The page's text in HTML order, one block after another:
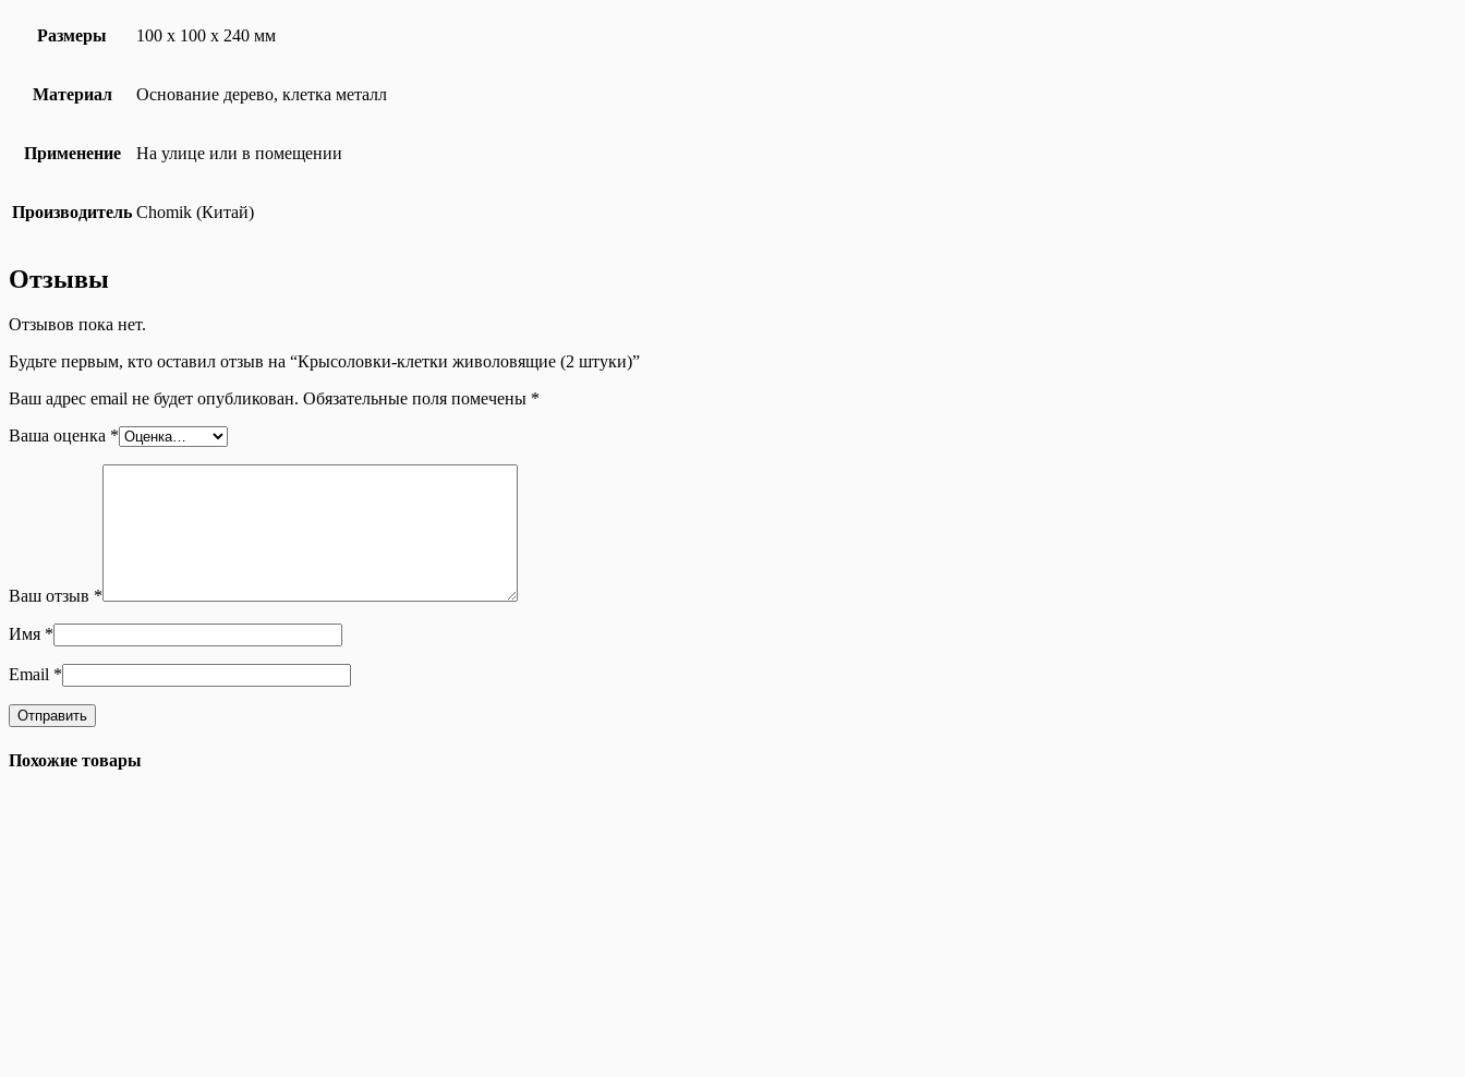
Размеры 100 x 100 x 240 мм
Материал Основание дерево, клетка металл
Применение На улице или в помещении
Производитель Chomik (Китай)
Отзывы
Отзывов пока нет.
Будьте первым, кто оставил отзыв на “Крысоловки-клетки живоловящие (2 штуки)”
Ваш адрес email не будет опубликован. Обязательные поля помечены *
Ваша оценка *
Ваш отзыв *
Имя *
Email *
Похожие товары